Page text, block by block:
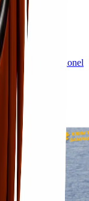
8838-8182!
cargo udara
lionel